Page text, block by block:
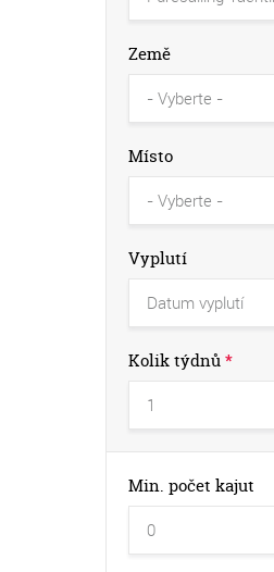
Země
Místo
Vyplutí
Kolik týdnů*
Min. počet kajut